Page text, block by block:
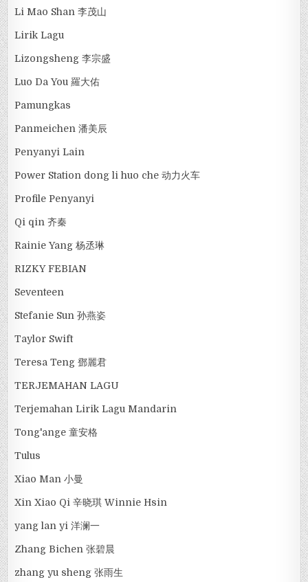
Li Mao Shan 李茂山
Lirik Lagu
Lizongsheng 李宗盛
Luo Da You 羅大佑
Pamungkas
Panmeichen 潘美辰
Penyanyi Lain
Power Station dong li huo che 动力火车
Profile Penyanyi
Qi qin 齐秦
Rainie Yang 杨丞琳
RIZKY FEBIAN
Seventeen
Stefanie Sun 孙燕姿
Taylor Swift
Teresa Teng 鄧麗君
TERJEMAHAN LAGU
Terjemahan Lirik Lagu Mandarin
Tong'ange 童安格
Tulus
Xiao Man 小曼
Xin Xiao Qi 辛晓琪 Winnie Hsin
yang lan yi 洋澜一
Zhang Bichen 张碧晨
zhang yu sheng 张雨生